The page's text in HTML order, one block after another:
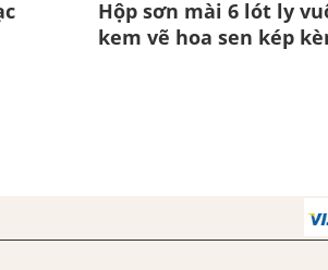
Hộp sơn mài 6 lót ly
kem vẽ hoa sen kép